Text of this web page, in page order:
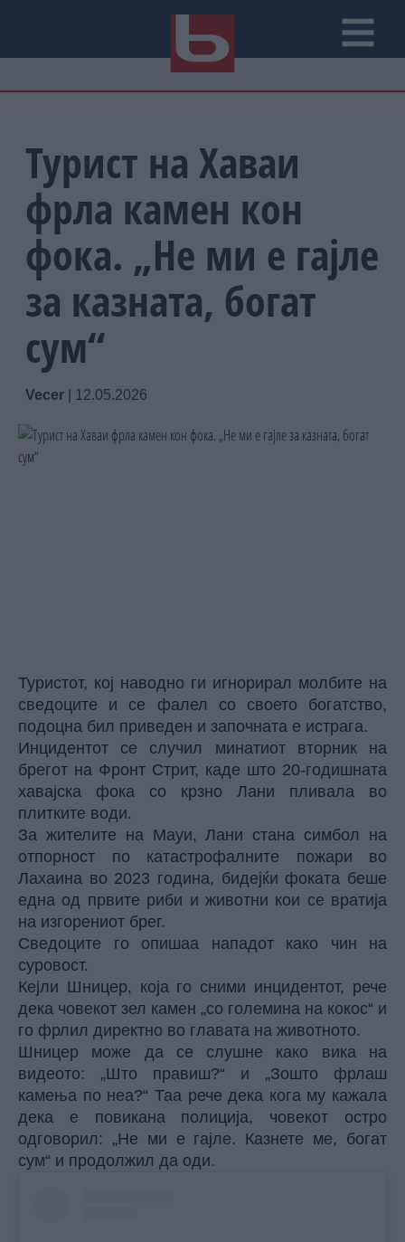
Турист на Хаваи
фрла камен кон
фока. „Не ми е гајле
за казната, богат
сум“
Vecer 12.05.2026
Туристот, кој наводно ги игнорирал молбите на
сведоците и се фалел со своето богатство,
подоцна бил приведен и започната е истрага.
Инцидентот се случил минатиот вторник на
брегот на Фронт Стрит, каде што 20-годишната
хавајска фока со крзно Лани пливала во
плитките води.
За жителите на Мауи, Лани стана симбол на
отпорност по катастрофалните пожари во
Лахаина во 2023 година, бидејќи фоката беше
една од првите риби и животни кои се вратија
на изгорениот брег.
Сведоците го опишаа нападот како чин на
суровост.
Кејли Шницер, која го сними инцидентот, рече
дека човекот зел камен „со големина на кокос“ и
го фрлил директно во главата на животното.
Шницер може да се слушне како вика на
видеото: „Што правиш?“ и „Зошто фрлаш
камења по неа?“ Таа рече дека кога му кажала
дека е повикана полиција, човекот остро
одговорил: „Не ми е гајле. Казнете ме, богат
сум“ и продолжил да оди.